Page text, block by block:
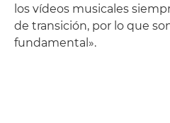
los vídeos musicales
de transición, por lo que
fundamental».